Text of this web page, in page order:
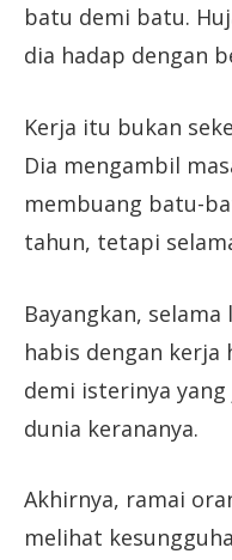
batu demi batu.
dia hadap dengan
Kerja itu bukan
Dia mengambil
membuang batu-
tahun, tetapi
Bayangkan,
habis dengan kerja
demi isterinya
dunia kerananya.
Akhirnya, ramai
melihat